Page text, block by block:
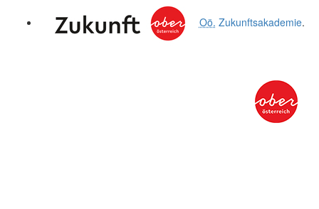
Oö. Zukunftsakademie.